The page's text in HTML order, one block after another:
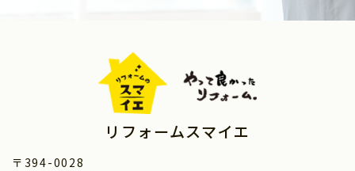
リフォームスマイエ
〒394-0028